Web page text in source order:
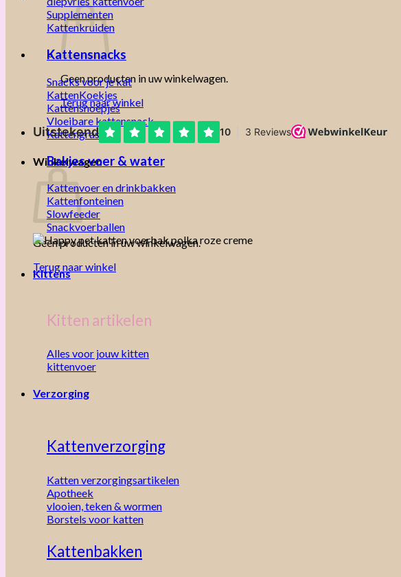
Geen producten in uw winkelwagen.
Terug naar winkel
Winkelwagen
Geen producten in uw winkelwagen.
Terug naar winkel
Supplementen
Kattenkruiden
Kattensnacks
Snacks voor je kat
KattenKoekjes
Kattensnoepjes
Vloeibare kattensnack
Kattengras
Bakjes voer & water
Kattenvoer en drinkbakken
Kattenfonteinen
Slowfeeder
Snackvoerballen
Kittens
Kitten artikelen
Alles voor jouw kitten
kittenvoer
Verzorging
Kattenverzorging
Katten verzorgingsartikelen
Apotheek
vlooien, teken & wormen
Borstels voor katten
Kattenbakken